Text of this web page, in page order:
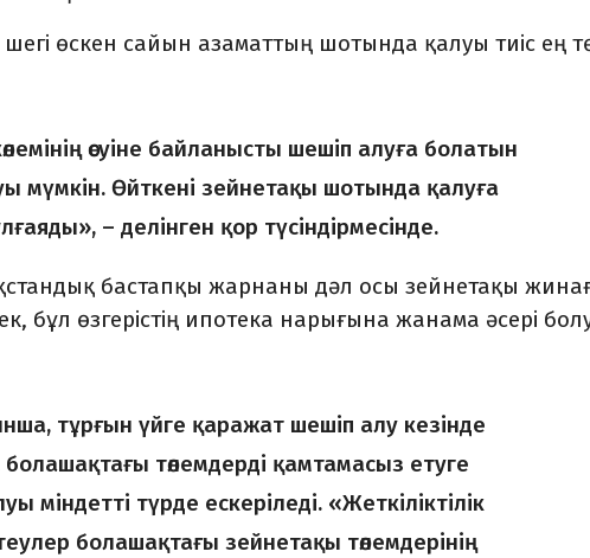
шегі өскен сайын азамат­тың шотында қалуы тиіс ең
өсуіне байланысты шешіп алуға болатын
мүмкін. Өйткені зейнетақы шотында қалуға
– делінген қор тү­сіндірмесінде.
бастапқы жарнаны дәл осы зейнетақы
бұл өзгерістің ипотека нарығына жа­на­ма әсері
тұрғын үйге қаражат шешіп алу кезінде
төлемдерді қамтамасыз етуге
міндетті түрде ескеріледі. «Жеткі­ліктілік
болашақтағы зейнетақы тө­лем­дерінің